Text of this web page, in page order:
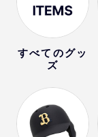
すべてのグッ
ズ